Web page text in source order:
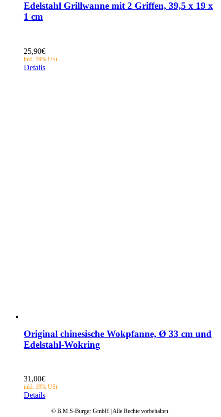
Edelstahl Grillwanne mit 2 Griffen, 39,5 x 19 x
1 cm
25,90€
Details
Original chinesische Wokpfanne, Ø 33 cm und
Edelstahl-Wokring
31,00€
Details
© B.M.S-Burger GmbH | Alle Rechte vorbehalten.